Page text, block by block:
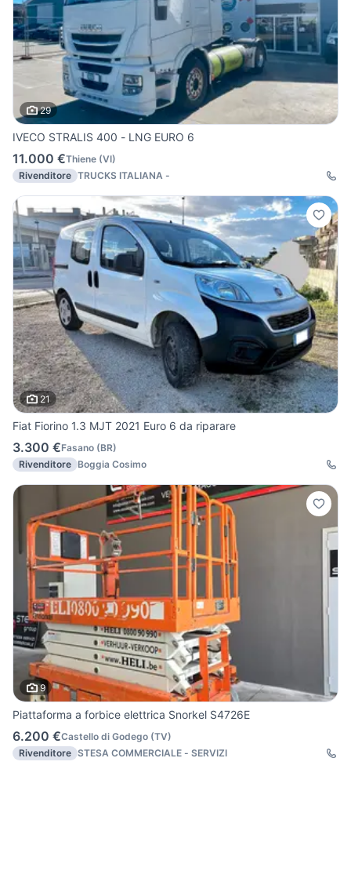
29
IVECO STRALIS 400 - LNG EURO 6
11.000 €Thiene (VI)
Rivenditore TRUCKS ITALIANA -
21
Fiat Fiorino 1.3 MJT 2021 Euro 6 da riparare
3.300 €Fasano (BR)
Rivenditore Boggia Cosimo
9
Piattaforma a forbice elettrica Snorkel S4726E
6.200 €Castello di Godego (TV)
Rivenditore STESA COMMERCIALE - SERVIZI